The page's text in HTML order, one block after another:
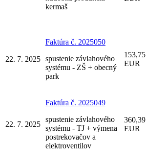
kermaš
22. 7. 2025
Faktúra č. 2025050
spustenie závlahového
systému - ZŠ + obecný
park
153,75
EUR
22. 7. 2025
Faktúra č. 2025049
spustenie závlahového
systému - TJ + výmena
postrekovačov a
elektroventilov
360,39
EUR